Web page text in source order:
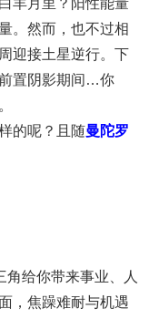
羊月里？阳性能量
。然而，也不过相
迎接土星逆行。下
置阴影期间…你
的呢？且随曼陀罗
给你带来事业、人
，焦躁难耐与机遇